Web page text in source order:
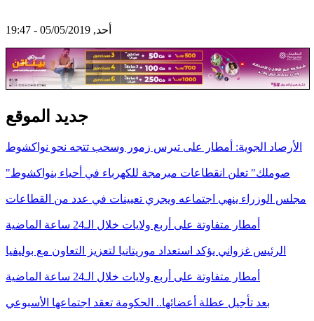
أحد, 05/05/2019 - 19:47
جديد الموقع
الأرصاد الجوية: أمطار على تيرس زمور وسحب تتجه نحو نواكشوط
"صوملك" تعلن انقطاعات مبرمجة للكهرباء في أحياء بنواكشوط
مجلس الوزراء ينهي اجتماعه ويجري تعيينات في عدد من القطاعات
أمطار متفاوتة على أربع ولايات خلال الـ24 ساعة الماضية
الرئيس غزواني يؤكد استعداد موريتانيا لتعزيز التعاون مع بوليفيا
أمطار متفاوتة على أربع ولايات خلال الـ24 ساعة الماضية
بعد تأجيل عطلة أعضائها.. الحكومة تعقد اجتماعها الأسبوعي